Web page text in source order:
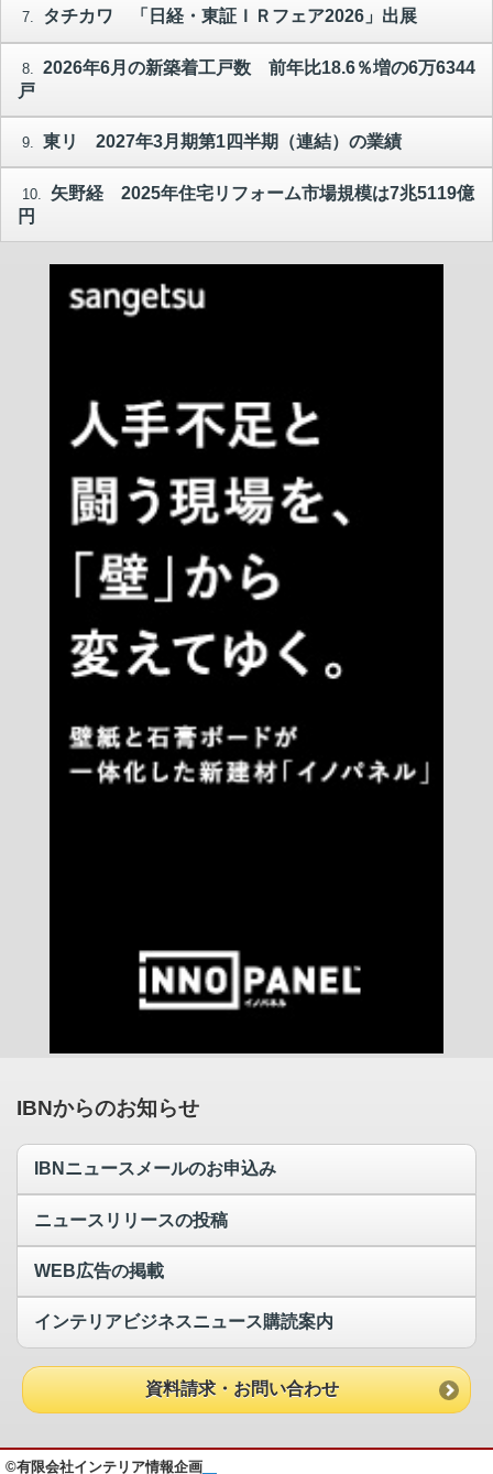
7. タチカワ 「日経・東証ＩＲフェア2026」出展
8.
2026年6月の新築着工戸数 前年比18.6％増の6万6344
戸
9. 東リ 2027年3月期第1四半期（連結）の業績
10.
矢野経 2025年住宅リフォーム市場規模は7兆5119億
円
IBNからのお知らせ
IBNニュースメールのお申込み
ニュースリリースの投稿
WEB広告の掲載
インテリアビジネスニュース購読案内
資料請求・お問い合わせ
©有限会社インテリア情報企画